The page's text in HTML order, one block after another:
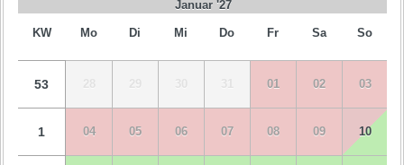
Januar '27
KW Mo Di Mi Do Fr Sa So
53 28 29 30 31 01 02 03
1 04 05 06 07 08 09 10